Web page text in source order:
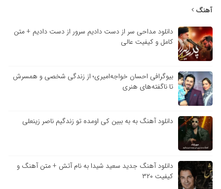
آهنگ
دانلود مداحی سر از دست دادیم سرور از دست دادیم + متن
کامل و کیفیت عالی
بیوگرافی احسان خواجه‌امیری؛ از زندگی شخصی و همسرش
تا ناگفته‌های هنری
دانلود آهنگ به به ببین کی اومده تو زندگیم ناصر زینعلی
دانلود آهنگ جدید سعید شیدا به نام آتش + متن آهنگ و
کیفیت ۳۲۰